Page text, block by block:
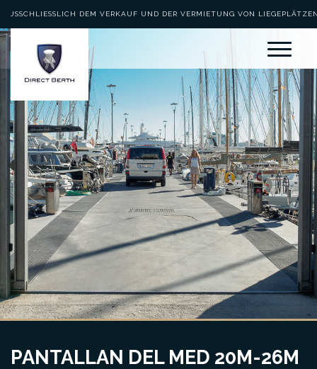
AUSSCHLIESSLICH DEM VERKAUF UND DER VERMIETUNG VON LIEGEPLÄTZEN
PANTALLAN DEL MED 20M-26M